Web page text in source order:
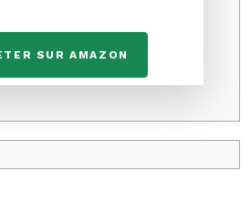
SUR AMAZON